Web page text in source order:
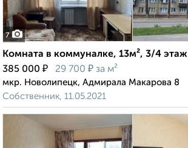
7
Комната в коммуналке, 13м², 3/4 этаж
385 000 ₽ 29 700 ₽ за м²
мкр. Новолипецк, Адмирала Макарова 8
Собственник, 11.05.2021